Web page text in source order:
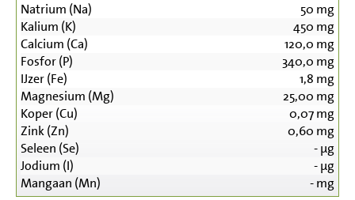
Natrium (Na) 50 mg
Kalium (K)
450 mg
Calcium (Ca)
120,0 mg
Fosfor (P)
340,0 mg
IJzer (Fe)
1,8 mg
Magnesium (Mg)
25,00 mg
Koper (Cu)
0,07mg
Zink (Zn)
0,60 mg
Seleen (Se)
-µg
Jodium (I)
-µg
Mangaan (Mn)
-mg